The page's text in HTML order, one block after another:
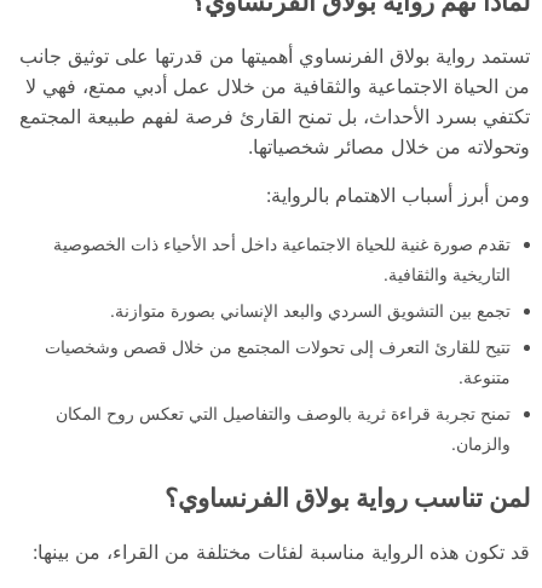
تستمد رواية بولاق الفرنساوي أهميتها من قدرتها على توثيق جانب
من الحياة الاجتماعية والثقافية من خلال عمل أدبي ممتع، فهي لا
تكتفي بسرد الأحداث، بل تمنح القارئ فرصة لفهم طبيعة المجتمع
وتحولاته من خلال مصائر شخصياتها.
ومن أبرز أسباب الاهتمام بالرواية:
تقدم صورة غنية للحياة الاجتماعية داخل أحد الأحياء ذات الخصوصية
التاريخية والثقافية.
تجمع بين التشويق السردي والبعد الإنساني بصورة متوازنة.
تتيح للقارئ التعرف إلى تحولات المجتمع من خلال قصص وشخصيات
متنوعة.
تمنح تجربة قراءة ثرية بالوصف والتفاصيل التي تعكس روح المكان
والزمان.
لمن تناسب رواية بولاق الفرنساوي؟
قد تكون هذه الرواية مناسبة لفئات مختلفة من القراء، من بينها: